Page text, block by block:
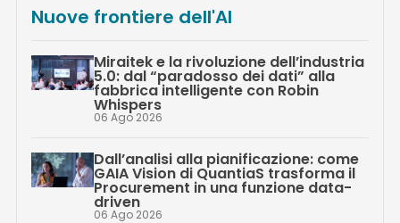
Nuove frontiere dell'AI
Miraitek e la rivoluzione dell’industria
5.0: dal “paradosso dei dati” alla
fabbrica intelligente con Robin
Whispers
06 Ago 2026
Dall’analisi alla pianificazione: come
GAIA Vision di QuantiaS trasforma il
Procurement in una funzione data-
driven
06 Ago 2026